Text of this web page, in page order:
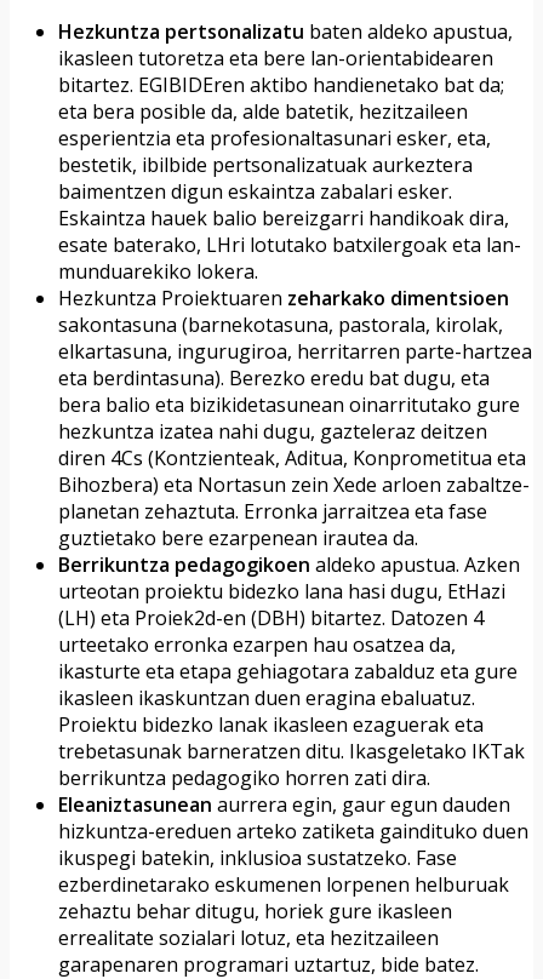
Hezkuntza pertsonalizatu baten aldeko apustua,
ikasleen tutoretza eta bere lan-orientabidearen
bitartez. EGIBIDEren aktibo handienetako bat da;
eta bera posible da, alde batetik, hezitzaileen
esperientzia eta profesionaltasunari esker, eta,
bestetik, ibilbide pertsonalizatuak aurkeztera
baimentzen digun eskaintza zabalari esker.
Eskaintza hauek balio bereizgarri handikoak dira,
esate baterako, LHri lotutako batxilergoak eta lan-
munduarekiko lokera.
Hezkuntza Proiektuaren zeharkako dimentsioen
sakontasuna (barnekotasuna, pastorala, kirolak,
elkartasuna, ingurugiroa, herritarren parte-hartzea
eta berdintasuna). Berezko eredu bat dugu, eta
bera balio eta bizikidetasunean oinarritutako gure
hezkuntza izatea nahi dugu, gazteleraz deitzen
diren 4Cs (Kontzienteak, Aditua, Konprometitua eta
Bihozbera) eta Nortasun zein Xede arloen zabaltze-
planetan zehaztuta. Erronka jarraitzea eta fase
guztietako bere ezarpenean irautea da.
Berrikuntza pedagogikoen aldeko apustua. Azken
urteotan proiektu bidezko lana hasi dugu, EtHazi
(LH) eta Proiek2d-en (DBH) bitartez. Datozen 4
urteetako erronka ezarpen hau osatzea da,
ikasturte eta etapa gehiagotara zabalduz eta gure
ikasleen ikaskuntzan duen eragina ebaluatuz.
Proiektu bidezko lanak ikasleen ezaguerak eta
trebetasunak barneratzen ditu. Ikasgeletako IKTak
berrikuntza pedagogiko horren zati dira.
Eleaniztasunean aurrera egin, gaur egun dauden
hizkuntza-ereduen arteko zatiketa gaindituko duen
ikuspegi batekin, inklusioa sustatzeko. Fase
ezberdinetarako eskumenen lorpenen helburuak
zehaztu behar ditugu, horiek gure ikasleen
errealitate sozialari lotuz, eta hezitzaileen
garapenaren programari uztartuz, bide batez.